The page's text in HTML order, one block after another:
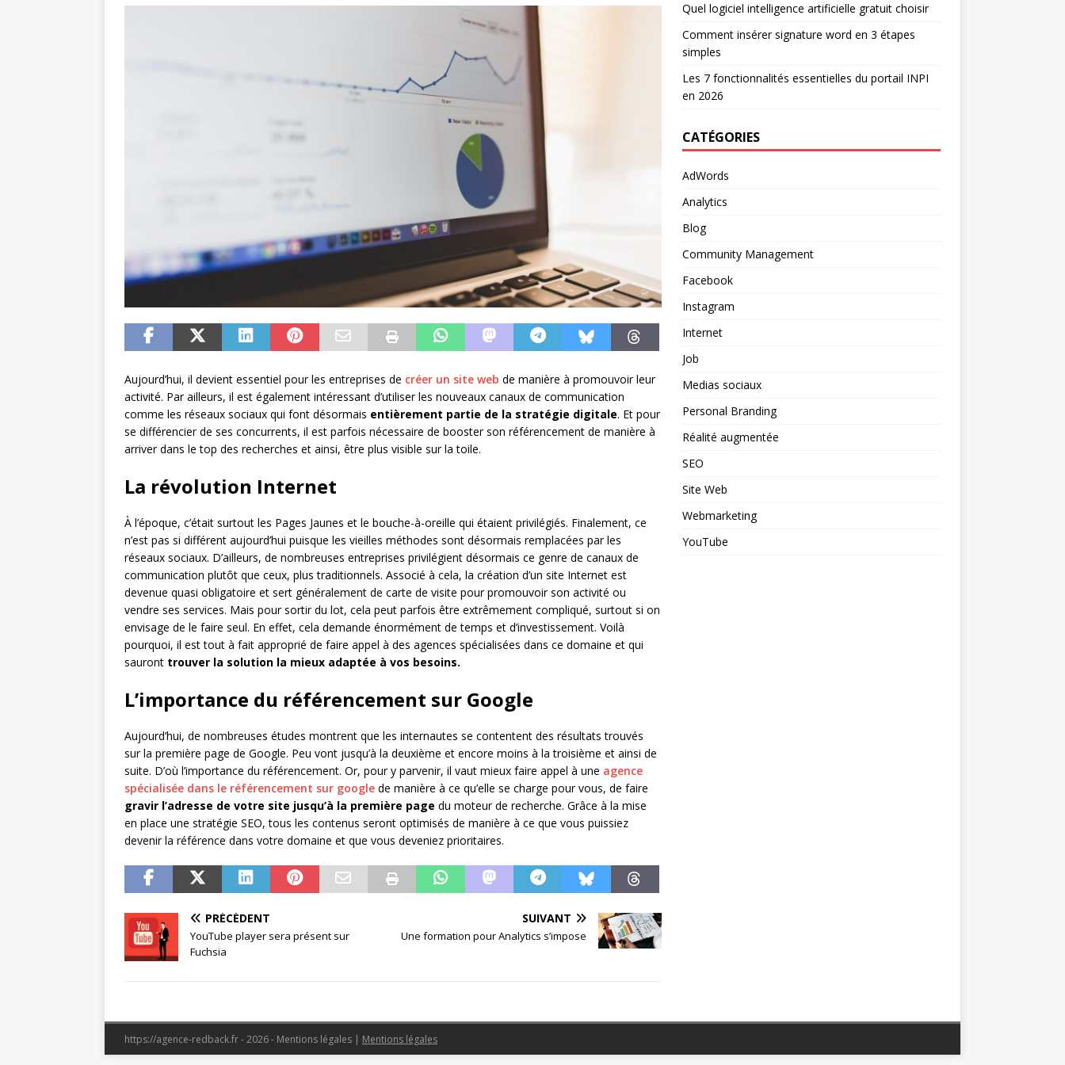
Aujourd’hui, il devient essentiel pour les entreprises de créer un site web de manière à promouvoir leur
activité. Par ailleurs, il est également intéressant d’utiliser les nouveaux canaux de communication
comme les réseaux sociaux qui font désormais entièrement partie de la stratégie digitale. Et pour
se différencier de ses concurrents, il est parfois nécessaire de booster son référencement de manière à
arriver dans le top des recherches et ainsi, être plus visible sur la toile.
La révolution Internet
À l’époque, c’était surtout les Pages Jaunes et le bouche-à-oreille qui étaient privilégiés. Finalement, ce
n’est pas si différent aujourd’hui puisque les vieilles méthodes sont désormais remplacées par les
réseaux sociaux. D’ailleurs, de nombreuses entreprises privilégient désormais ce genre de canaux de
communication plutôt que ceux, plus traditionnels. Associé à cela, la création d’un site Internet est
devenue quasi obligatoire et sert généralement de carte de visite pour promouvoir son activité ou
vendre ses services. Mais pour sortir du lot, cela peut parfois être extrêmement compliqué, surtout si on
envisage de le faire seul. En effet, cela demande énormément de temps et d’investissement. Voilà
pourquoi, il est tout à fait approprié de faire appel à des agences spécialisées dans ce domaine et qui
sauront trouver la solution la mieux adaptée à vos besoins.
L’importance du référencement sur Google
Aujourd’hui, de nombreuses études montrent que les internautes se contentent des résultats trouvés
sur la première page de Google. Peu vont jusqu’à la deuxième et encore moins à la troisième et ainsi de
suite. D’où l’importance du référencement. Or, pour y parvenir, il vaut mieux faire appel à une agence
spécialisée dans le référencement sur google de manière à ce qu’elle se charge pour vous, de faire
gravir l’adresse de votre site jusqu’à la première page du moteur de recherche. Grâce à la mise
en place une stratégie SEO, tous les contenus seront optimisés de manière à ce que vous puissiez
devenir la référence dans votre domaine et que vous deveniez prioritaires.
PRÉCÉDENT
YouTube player sera présent sur
Fuchsia
SUIVANT
Une formation pour Analytics s’impose
Quel logiciel intelligence artificielle gratuit choisir
Comment insérer signature word en 3 étapes
simples
Les 7 fonctionnalités essentielles du portail INPI
en 2026
CATÉGORIES
AdWords
Analytics
Blog
Community Management
Facebook
Instagram
Internet
Job
Medias sociaux
Personal Branding
Réalité augmentée
SEO
Site Web
Webmarketing
YouTube
https://agence-redback.fr - 2026 - Mentions légales | Mentions légales